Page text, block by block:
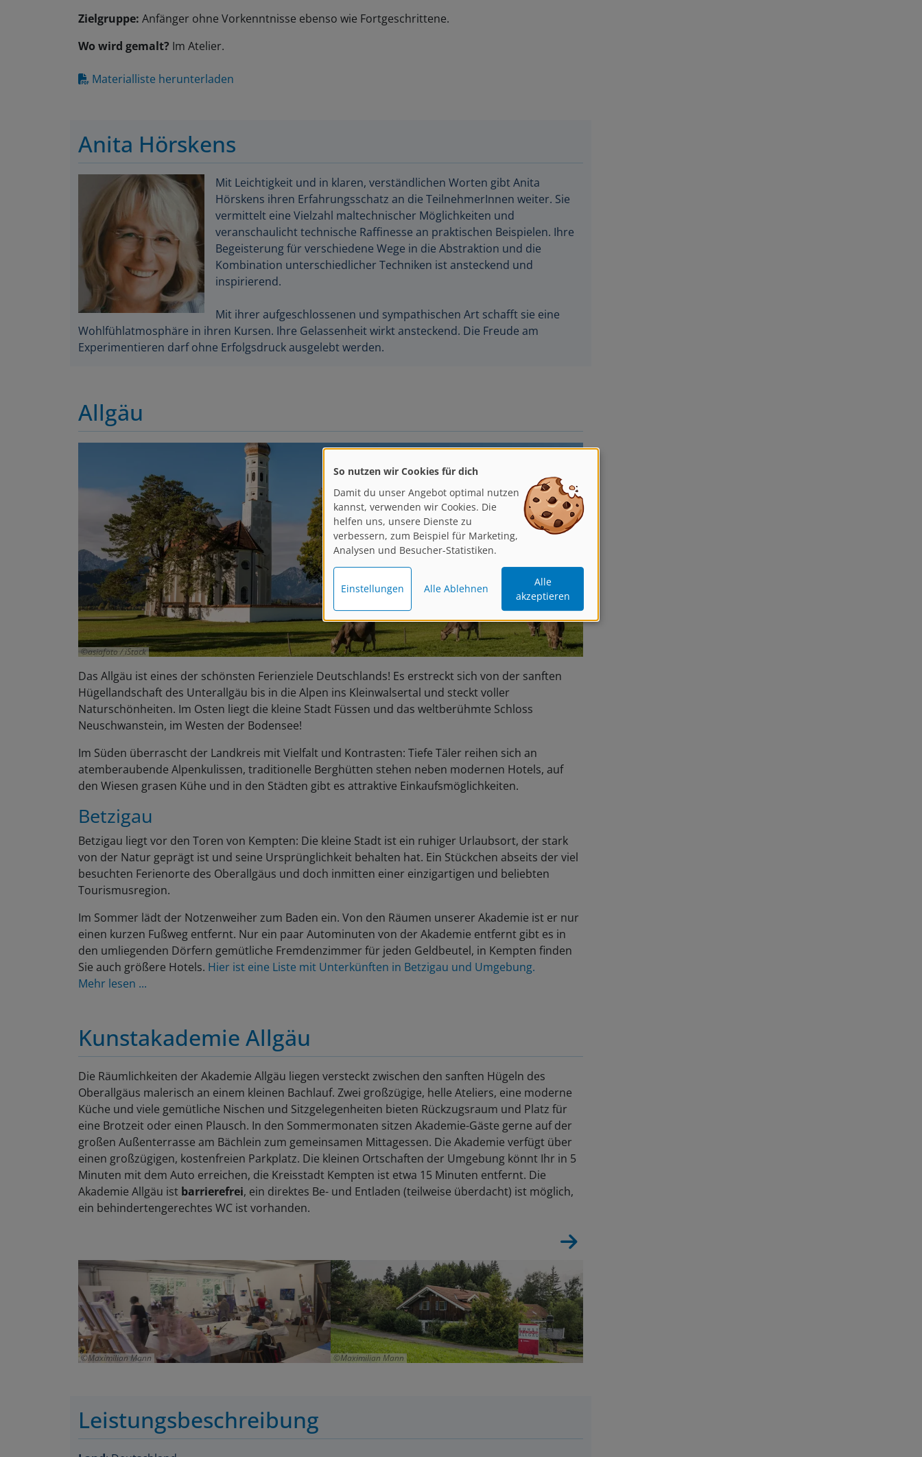
Zielgruppe: Anfänger ohne Vorkenntnisse ebenso wie Fortgeschrittene.
Wo wird gemalt? Im Atelier.
Materialliste herunterladen
Anita Hörskens
Mit Leichtigkeit und in klaren, verständlichen Worten gibt Anita
Hörskens ihren Erfahrungsschatz an die TeilnehmerInnen weiter. Sie
vermittelt eine Vielzahl maltechnischer Möglichkeiten und
veranschaulicht technische Raffinesse an praktischen Beispielen. Ihre
Begeisterung für verschiedene Wege in die Abstraktion und die
Kombination unterschiedlicher Techniken ist ansteckend und
inspirierend.
Mit ihrer aufgeschlossenen und sympathischen Art schafft sie eine
Wohlfühlatmosphäre in ihren Kursen. Ihre Gelassenheit wirkt ansteckend. Die Freude am
Experimentieren darf ohne Erfolgsdruck ausgelebt werden.
Allgäu
asiafoto / iStock
Das Allgäu ist eines der schönsten Ferienziele Deutschlands! Es erstreckt sich von der sanften
Hügellandschaft des Unterallgäu bis in die Alpen ins Kleinwalsertal und steckt voller
Naturschönheiten. Im Osten liegt die kleine Stadt Füssen und das weltberühmte Schloss
Neuschwanstein, im Westen der Bodensee!
Im Süden überrascht der Landkreis mit Vielfalt und Kontrasten: Tiefe Täler reihen sich an
atemberaubende Alpenkulissen, traditionelle Berghütten stehen neben modernen Hotels, auf
den Wiesen grasen Kühe und in den Städten gibt es attraktive Einkaufsmöglichkeiten.
Betzigau
Betzigau liegt vor den Toren von Kempten: Die kleine Stadt ist ein ruhiger Urlaubsort, der stark
von der Natur geprägt ist und seine Ursprünglichkeit behalten hat. Ein Stückchen abseits der viel
besuchten Ferienorte des Oberallgäus und doch inmitten einer einzigartigen und beliebten
Tourismusregion.
Im Sommer lädt der Notzenweiher zum Baden ein. Von den Räumen unserer Akademie ist er nur
einen kurzen Fußweg entfernt. Nur ein paar Autominuten von der Akademie entfernt gibt es in
den umliegenden Dörfern gemütliche Fremdenzimmer für jeden Geldbeutel, in Kempten finden
Sie auch größere Hotels. Hier ist eine Liste mit Unterkünften in Betzigau und Umgebung.
Mehr lesen ...
Kunstakademie Allgäu
Die Räumlichkeiten der Akademie Allgäu liegen versteckt zwischen den sanften Hügeln des
Oberallgäus malerisch an einem kleinen Bachlauf. Zwei großzügige, helle Ateliers, eine moderne
Küche und viele gemütliche Nischen und Sitzgelegenheiten bieten Rückzugsraum und Platz für
eine Brotzeit oder einen Plausch. In den Sommermonaten sitzen Akademie-Gäste gerne auf der
großen Außenterrasse am Bächlein zum gemeinsamen Mittagessen. Die Akademie verfügt über
einen großzügigen, kostenfreien Parkplatz. Die kleinen Ortschaften der Umgebung könnt Ihr in 5
Minuten mit dem Auto erreichen, die Kreisstadt Kempten ist etwa 15 Minuten entfernt. Die
Akademie Allgäu ist barrierefrei, ein direktes Be- und Entladen (teilweise überdacht) ist möglich,
ein behindertengerechtes WC ist vorhanden.
Maximilian Mann Maximilian Mann
Leistungsbeschreibung
So nutzen wir Cookies für dich
Damit du unser Angebot optimal nutzen
kannst, verwenden wir Cookies. Die
helfen uns, unsere Dienste zu
verbessern, zum Beispiel für Marketing,
Analysen und Besucher-Statistiken.
Einstellungen Alle Ablehnen
Alle
akzeptieren